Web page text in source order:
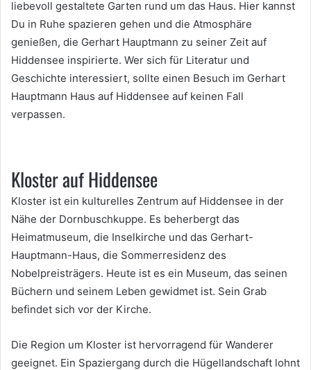
liebevoll gestaltete Garten rund um das Haus. Hier kannst
Du in Ruhe spazieren gehen und die Atmosphäre
genießen, die Gerhart Hauptmann zu seiner Zeit auf
Hiddensee inspirierte. Wer sich für Literatur und
Geschichte interessiert, sollte einen Besuch im Gerhart
Hauptmann Haus auf Hiddensee auf keinen Fall
verpassen.
Kloster auf Hiddensee
Kloster ist ein kulturelles Zentrum auf Hiddensee in der
Nähe der Dornbuschkuppe. Es beherbergt das
Heimatmuseum, die Inselkirche und das Gerhart-
Hauptmann-Haus, die Sommerresidenz des
Nobelpreisträgers. Heute ist es ein Museum, das seinen
Büchern und seinem Leben gewidmet ist. Sein Grab
befindet sich vor der Kirche.
Die Region um Kloster ist hervorragend für Wanderer
geeignet. Ein Spaziergang durch die Hügellandschaft lohnt